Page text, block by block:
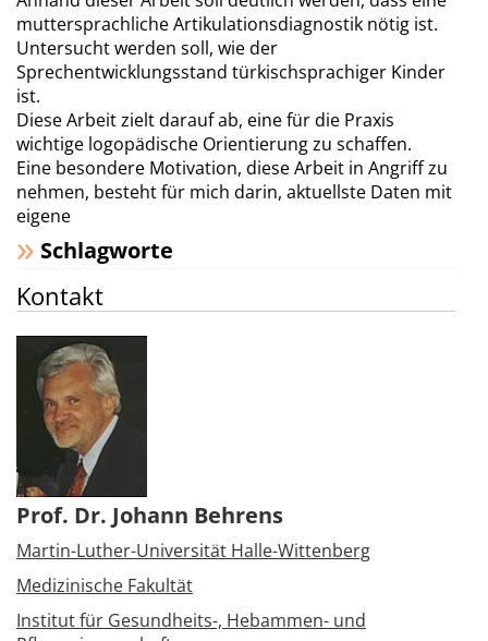
muttersprachliche Artikulationsdiagnostik nötig ist.
Untersucht werden soll, wie der
Sprechentwicklungsstand türkischsprachiger Kinder
ist.
Diese Arbeit zielt darauf ab, eine für die Praxis
wichtige logopädische Orientierung zu schaffen.
Eine besondere Motivation, diese Arbeit in Angriff zu
nehmen, besteht für mich darin, aktuellste Daten mit
eigene
Schlagworte
Kontakt
Prof. Dr. Johann Behrens
Martin-Luther-Universität Halle-Wittenberg
Medizinische Fakultät
Institut für Gesundheits-, Hebammen- und